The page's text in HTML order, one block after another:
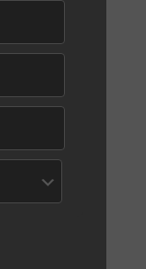
0 Read more
7
8
16